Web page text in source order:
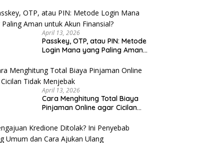
April 13, 2026
Passkey, OTP, atau PIN: Metode
Login Mana yang Paling Aman
April 13, 2026
Cara Menghitung Total Biaya
Pinjaman Online agar Cicilan